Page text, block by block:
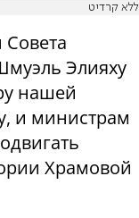
ללא קרדיט
Элияху
нашей
и министрам
Храмовой